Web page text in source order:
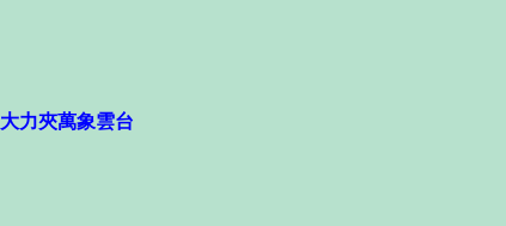
大力夾萬象雲台